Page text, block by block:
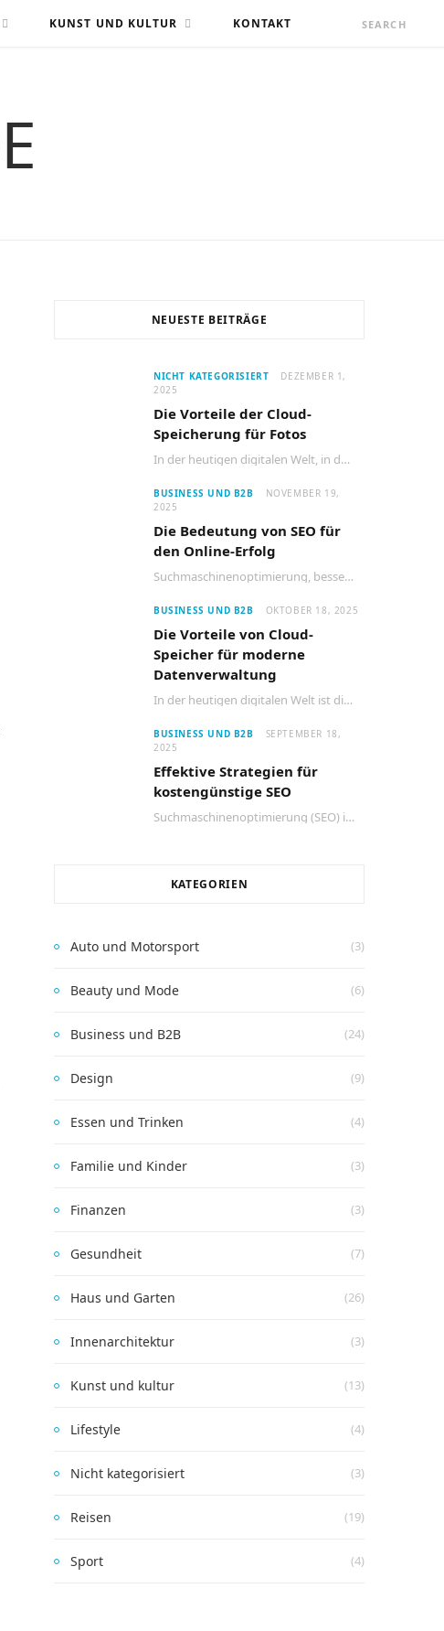
KUNST UND KULTUR KONTAKT
NEUESTE BEITRÄGE
NICHT KATEGORISIERT
DEZEMBER 1,
2025
Die Vorteile der Cloud-
Speicherung für Fotos
In der heutigen digitalen Welt, in der die Anzahl der aufgenommenen Fotos stetig zunimmt, wird…
BUSINESS UND B2B
NOVEMBER 19,
2025
Die Bedeutung von SEO für
den Online-Erfolg
Suchmaschinenoptimierung, besser bekannt als SEO, ist ein entscheidender Faktor für den Erfolg jeder Website im…
BUSINESS UND B2B OKTOBER 18, 2025
Die Vorteile von Cloud-
Speicher für moderne
Datenverwaltung
In der heutigen digitalen Welt ist die Speicherung und Verwaltung von Daten entscheidend für den…
BUSINESS UND B2B
SEPTEMBER 18,
2025
Effektive Strategien für
kostengünstige SEO
Suchmaschinenoptimierung (SEO) ist ein entscheidender Faktor für den Erfolg jeder Website. Viele Unternehmen glauben jedoch,…
KATEGORIEN
Auto und Motorsport (3)
Beauty und Mode (6)
Business und B2B (24)
Design (9)
Essen und Trinken (4)
Familie und Kinder (3)
Finanzen (3)
Gesundheit (7)
Haus und Garten (26)
Innenarchitektur (3)
Kunst und kultur (13)
Lifestyle (4)
Nicht kategorisiert (3)
Reisen (19)
Sport (4)